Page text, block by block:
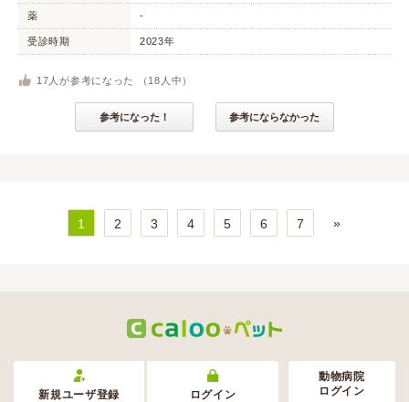
薬 -
受診時期 2023年
17 人が参考になった （ 18 人中）
参考になった！ 参考にならなかった
1 2 3 4 5 6 7 »
新規ユーザ登録 ログイン
動物病院
ログイン